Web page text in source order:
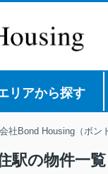
リアから探す
社Bond Housing（ボン
駅の物件一覧